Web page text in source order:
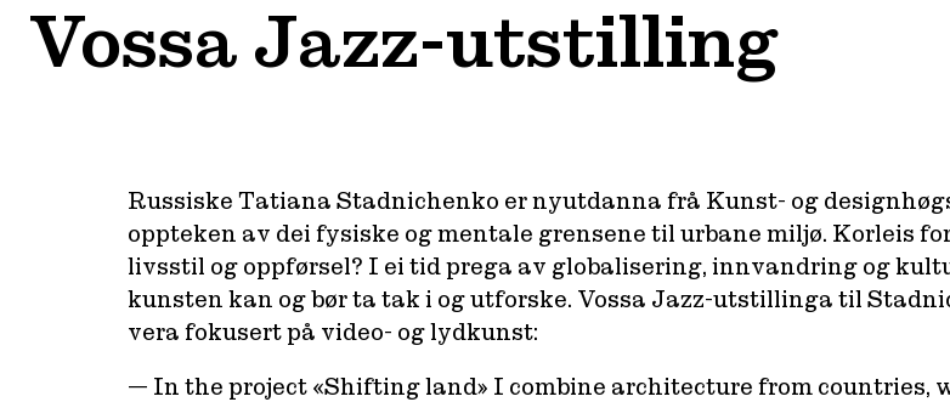
Vossa Jazz-utstilling
Russiske Tatiana Stadnichenko er nyutdanna frå Kunst- og
oppteken av dei fysiske og mentale grensene til urbane miljø. Korleis
livsstil og oppførsel? I ei tid prega av globalisering, innvandring og
kunsten kan og bør ta tak i og utforske. Vossa Jazz-utstillinga til
vera fokusert på video- og lydkunst:
— In the project «Shifting land» I combine architecture from countries,